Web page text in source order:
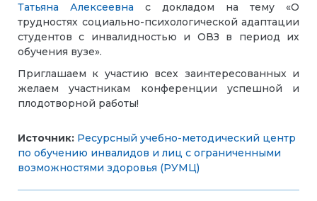
Татьяна Алексеевна с докладом на тему «О
трудностях социально-психологической адаптации
студентов с инвалидностью и ОВЗ в период их
обучения вузе».
Приглашаем к участию всех заинтересованных и
желаем участникам конференции успешной и
плодотворной работы!
Источник: Ресурсный учебно-методический центр
по обучению инвалидов и лиц с ограниченными
возможностями здоровья (РУМЦ)